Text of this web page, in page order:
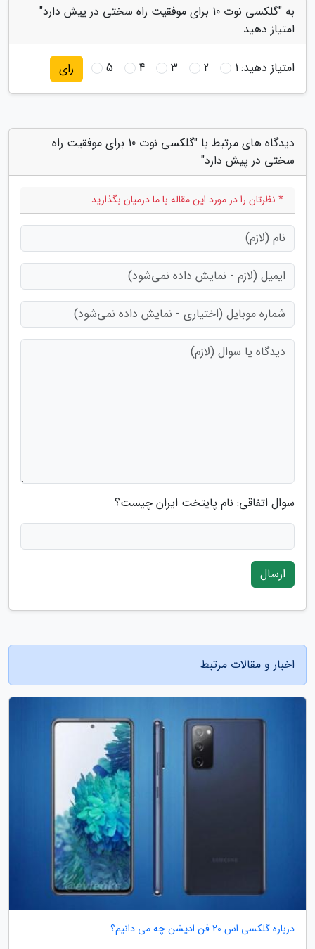
به "گلکسی نوت 10 برای موفقیت راه سختی در پیش دارد"
امتیاز دهید
امتیاز دهید:1
2
3
4
5 رای
دیدگاه های مرتبط با "گلکسی نوت 10 برای موفقیت راه
سختی در پیش دارد"
* نظرتان را در مورد این مقاله با ما درمیان بگذارید
سوال اتفاقی: نام پایتخت ایران چیست؟
ارسال
اخبار و مقالات مرتبط
درباره گلکسی اس 20 فن ادیشن چه می دانیم؟